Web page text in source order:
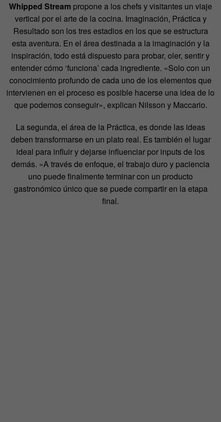
Whipped Stream propone a los chefs y visitantes un viaje
vertical por el arte de la cocina. Imaginación, Práctica y
Resultado son los tres estadios en los que se estructura
esta aventura. En el área destinada a la imaginación y la
inspiración, todo está dispuesto para probar, oler, sentir y
entender cómo ‘funciona’ cada ingrediente. «Solo con un
conocimiento profundo de cada uno de los elementos que
intervienen en el proceso es posible hacerse una idea de lo
que podemos conseguir», explican Nilsson y Maccario.
La segunda, el área de la Práctica, es donde las ideas
deben transformarse en un plato real. Es también el lugar
ideal para influir y dejarse influenciar por inputs de los
demás. «A través de enfoque, el trabajo duro y paciencia
uno puede finalmente terminar con un producto
gastronómico único que se puede compartir en la etapa
final.